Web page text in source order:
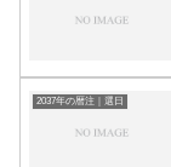
2037年の暦注｜選日